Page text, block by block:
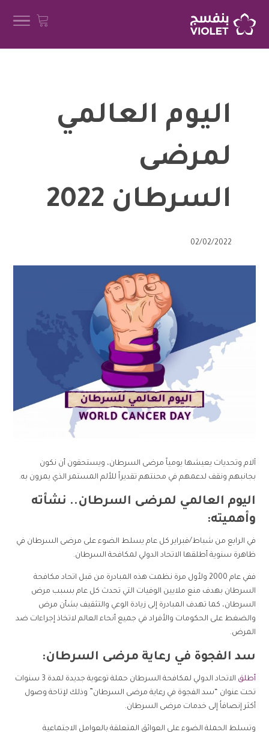
اليوم العالمي
لمرضى
السرطان 2022
02/02/2022
آلام وتحديات يعيشها يومياً مرضى السرطان، ويستحقون أن نكون
بجانبهم ونقف لدعمهم في محنتهم تقديراً للألم المستمر الذي يمرون به.
اليوم العالمي لمرضى السرطان.. نشأته
وأهميته:
في الرابع من شباط/فبراير كل عام يسلط الضوء على مرضى السرطان في
ظاهرة سنوية أطلقها الاتحاد الدولي لمكافحة السرطان.
ففي عام 2000 ولأول مرة نظمت هذه المبادرة من قبل اتحاد مكافحة
السرطان بهدف منع ملايين الوفيات التي تحدث كل عام بسبب مرض
السرطان، كما تهدف المبادرة إلى زيادة الوعي والتثقيف بشأن مرض
والضغط على الحكومات والأفراد في جميع أنحاء العالم لاتخاذ إجراءات ضد
المرض.
سد الفجوة في رعاية مرضى السرطان:
أطلق
الاتحاد الدولي لمكافحة السرطان حملة توعوية جديدة لمدة 3 سنوات
تحت عنوان “سد الفجوة في رعاية مرضى السرطان” وذلك لإتاحة وصول
أكثر إنصافاُ إلى خدمات مرضى السرطان.
وتسلط الحملة الضوء على العوائق المتعلقة بالعوامل الاجتماعية